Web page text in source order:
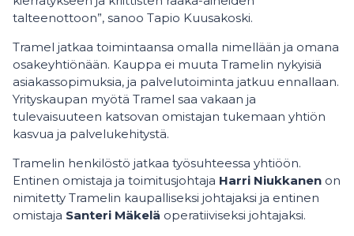
talteenottoon”, sanoo Tapio Kuusakoski.
Tramel jatkaa toimintaansa omalla nimellään ja omana
osakeyhtiönään. Kauppa ei muuta Tramelin nykyisiä
asiakassopimuksia, ja palvelutoiminta jatkuu ennallaan.
Yrityskaupan myötä Tramel saa vakaan ja
tulevaisuuteen katsovan omistajan tukemaan yhtiön
kasvua ja palvelukehitystä.
Tramelin henkilöstö jatkaa työsuhteessa yhtiöön.
Entinen omistaja ja toimitusjohtaja Harri Niukkanen on
nimitetty Tramelin kaupalliseksi johtajaksi ja entinen
omistaja Santeri Mäkelä operatiiviseksi johtajaksi.